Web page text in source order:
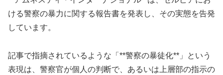
ける警察の暴力に関する報告書を発表し、その実態を告発
しています。
記事で指摘されているような「**警察の暴徒化**」という
表現は、警察官が個人の判断で、あるいは上層部の指示の